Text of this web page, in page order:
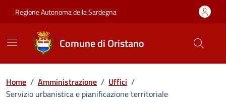
Regione Autonoma della Sardegna
Comune di Oristano
Home / Amministrazione / Uffici /
Servizio urbanistica e pianificazione territoriale